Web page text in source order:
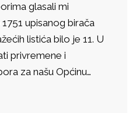
glasali mi
upisanog birača
listića bilo je 11. U
privremene i
za našu Općinu…